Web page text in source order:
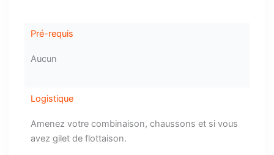
Pré-requis
Aucun
Logistique
Amenez votre combinaison, chaussons et si vous
avez gilet de flottaison.